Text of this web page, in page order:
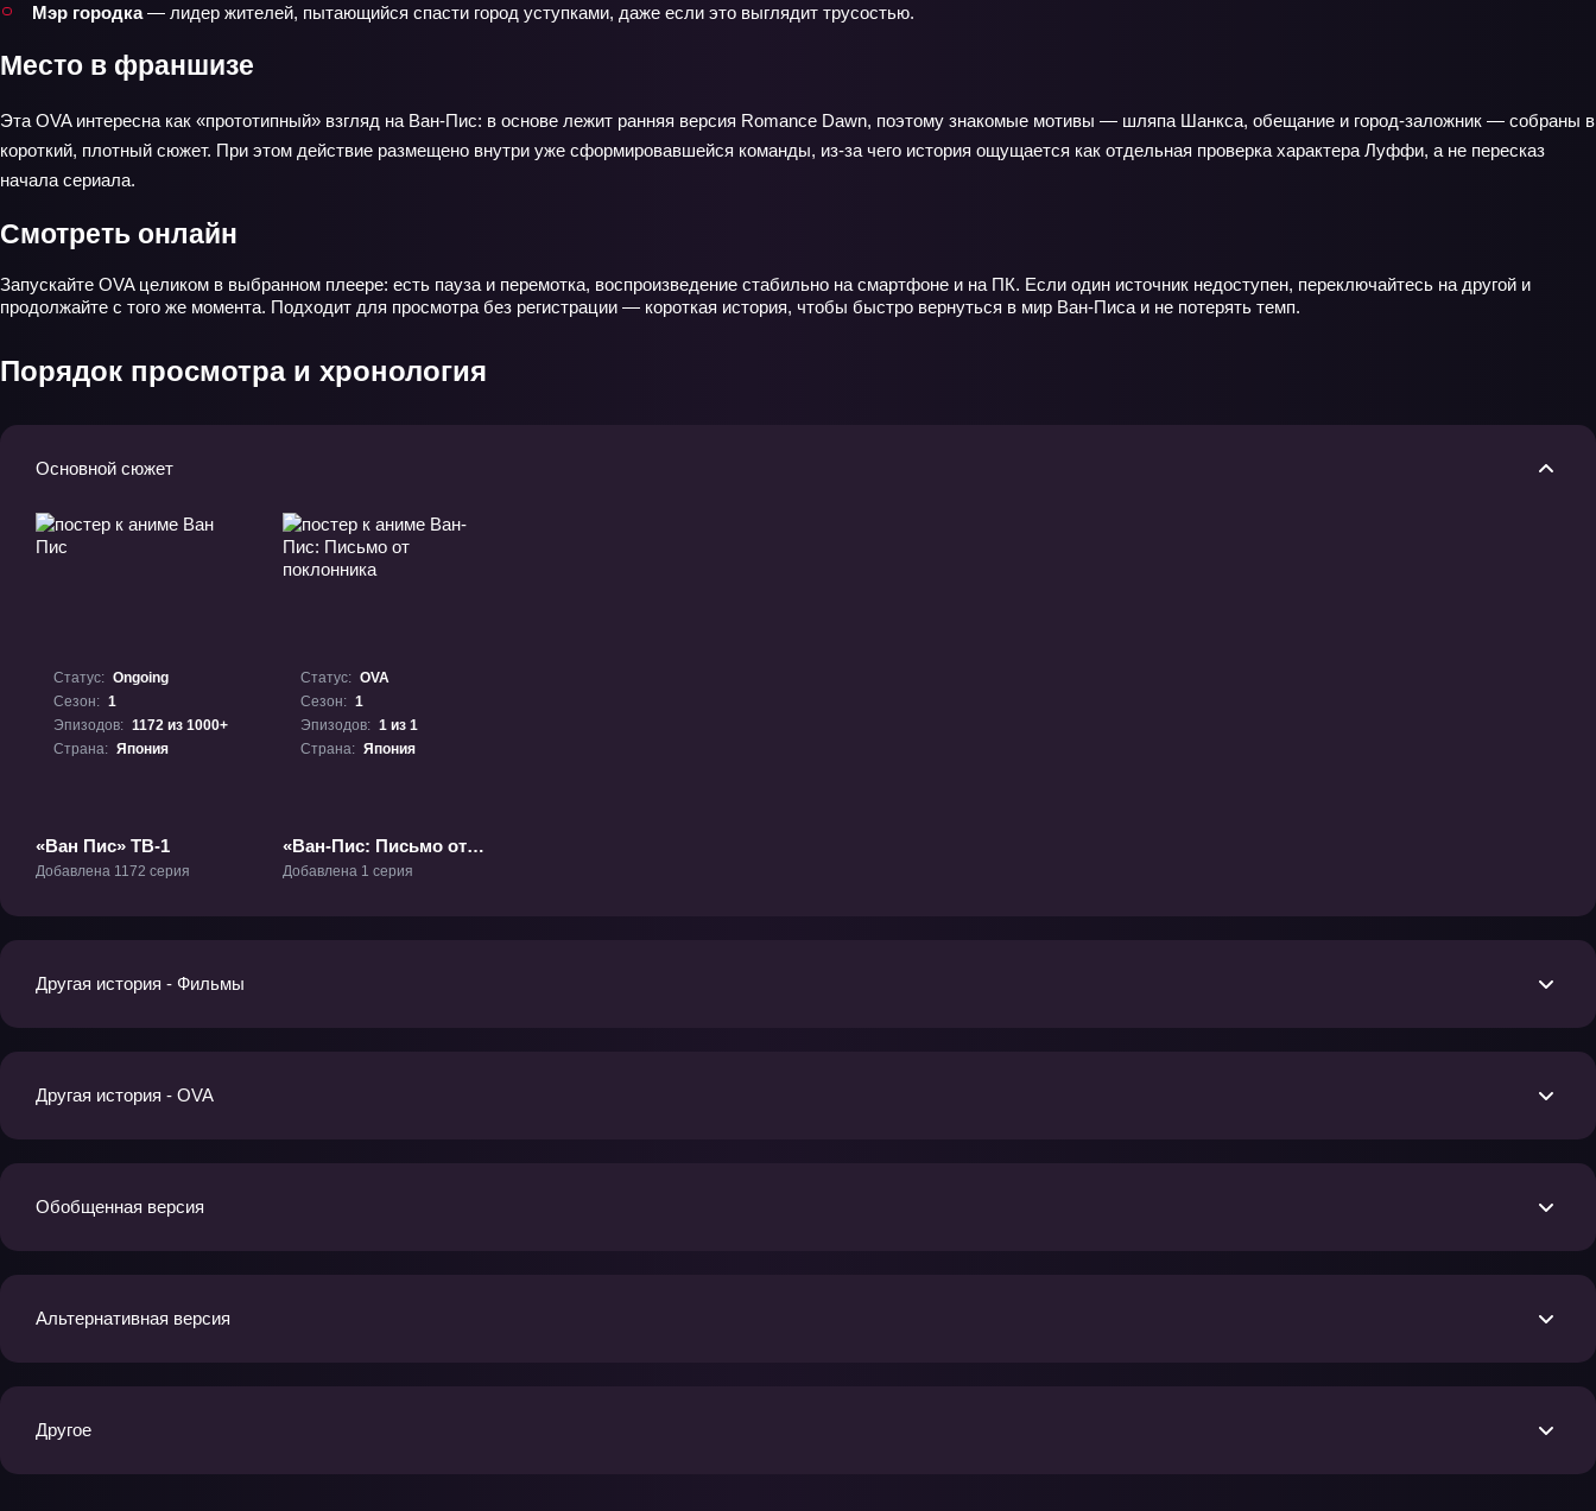
Мэр городка— лидер жителей, пытающийся спасти город уступками, даже если это выглядит трусостью.
Место в франшизе
Эта OVA интересна как «прототипный» взгляд на Ван‑Пис: в основе лежит ранняя версия Romance Dawn, поэтому знакомые мотивы — шляпа Шанкса, обещание и город‑заложник — собраны в
короткий, плотный сюжет. При этом действие размещено внутри уже сформировавшейся команды, из‑за чего история ощущается как отдельная проверка характера Луффи, а не пересказ
начала сериала.
Смотреть онлайн
Запускайте OVA целиком в выбранном плеере: есть пауза и перемотка, воспроизведение стабильно на смартфоне и на ПК. Если один источник недоступен, переключайтесь на другой и
продолжайте с того же момента. Подходит для просмотра без регистрации — короткая история, чтобы быстро вернуться в мир Ван‑Писа и не потерять темп.
Порядок просмотра и хронология
Основной сюжет
Статус: Ongoing
Сезон: 1
Эпизодов: 1172 из 1000+
Страна: Япония
«Ван Пис» ТВ-1
Добавлена 1172 серия
Статус: OVA
Сезон: 1
Эпизодов: 1 из 1
Страна: Япония
«Ван-Пис: Письмо от
поклонника» ОВА-1
Добавлена 1 серия
Другая история - Фильмы
Другая история - OVA
Обобщенная версия
Альтернативная версия
Другое